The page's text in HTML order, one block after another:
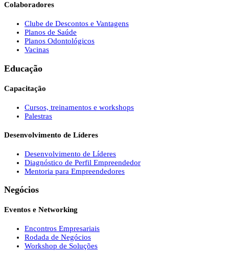
Colaboradores
Clube de Descontos e Vantagens
Planos de Saúde
Planos Odontológicos
Vacinas
Educação
Capacitação
Cursos, treinamentos e workshops
Palestras
Desenvolvimento de Líderes
Desenvolvimento de Líderes
Diagnóstico de Perfil Empreendedor
Mentoria para Empreendedores
Negócios
Eventos e Networking
Encontros Empresariais
Rodada de Negócios
Workshop de Soluções